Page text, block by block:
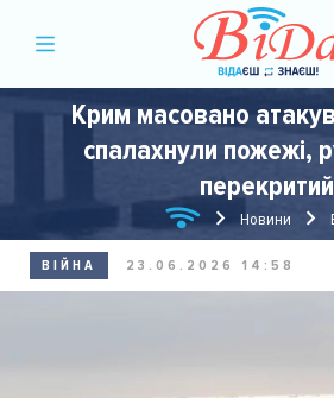
Крим масовано
спалахнули пожежі,
перекритий
Новини
ВІЙНА 23.06.2026 14:58